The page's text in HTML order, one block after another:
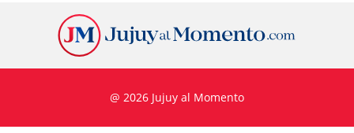
@ 2026 Jujuy al Momento